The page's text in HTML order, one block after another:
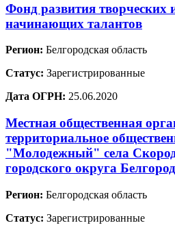
Фонд развития творческих
начинающих талантов
Регион: Белгородская область
Статус: Зарегистрированные
Дата ОГРН: 25.06.2020
Местная общественная
территориальное
"Молодежный" села
городского округа
Регион: Белгородская область
Статус: Зарегистрированные